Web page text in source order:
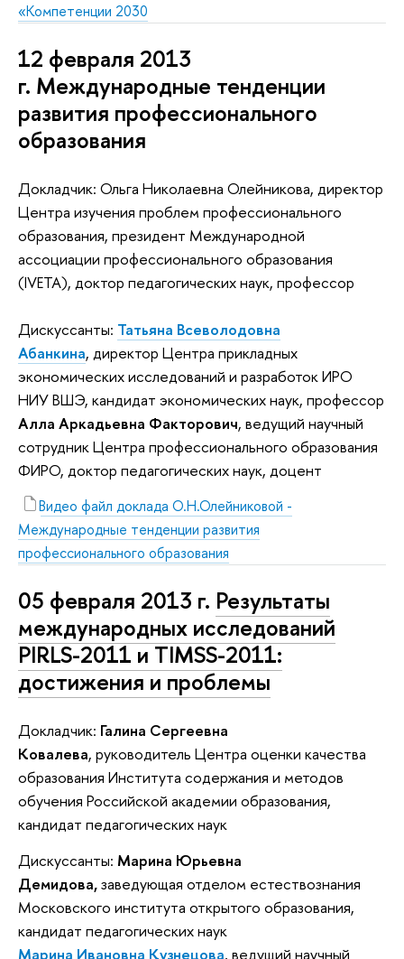
«Компетенции 2030
12 февраля 2013
г. Международные тенденции
развития профессионального
образования
Докладчик: Ольга Николаевна Олейникова, директор
Центра изучения проблем профессионального
образования, президент Международной
ассоциации профессионального образования
(IVETA), доктор педагогических наук, профессор
Дискуссанты: Татьяна Всеволодовна
Абанкина, директор Центра прикладных
экономических исследований и разработок ИРО
НИУ ВШЭ, кандидат экономических наук, профессор
Алла Аркадьевна Факторович, ведущий научный
сотрудник Центра профессионального образования
ФИРО, доктор педагогических наук, доцент
Видео файл доклада О.Н.Олейниковой -
Международные тенденции развития
профессионального образования
05 февраля 2013 г. Результаты
международных исследований
PIRLS-2011 и TIMSS-2011:
достижения и проблемы
Докладчик: Галина Сергеевна
Ковалева, руководитель Центра оценки качества
образования Института содержания и методов
обучения Российской академии образования,
кандидат педагогических наук
Дискуссанты: Марина Юрьевна
Демидова,заведующая отделом естествознания
Московского института открытого образования,
кандидат педагогических наук
Марина Ивановна Кузнецова, ведущий научный